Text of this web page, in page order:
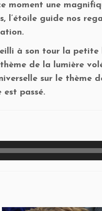
moment une
l’étoile guide nos
à son tour la petite
de la lumière
sur le thème
est passé.